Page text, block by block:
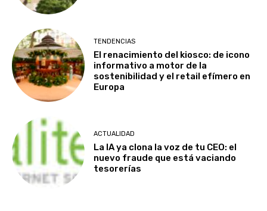
TENDENCIAS
El renacimiento del kiosco: de icono
informativo a motor de la
sostenibilidad y el retail efímero en
Europa
ACTUALIDAD
La IA ya clona la voz de tu CEO: el
nuevo fraude que está vaciando
tesorerías